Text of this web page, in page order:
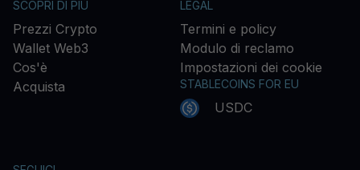
SCOPRI DI PIÙ
Prezzi Crypto
Wallet Web3
Cos'è
Acquista
LEGAL
Termini e policy
Modulo di reclamo
Impostazioni dei cookie
STABLECOINS FOR EU
USDC